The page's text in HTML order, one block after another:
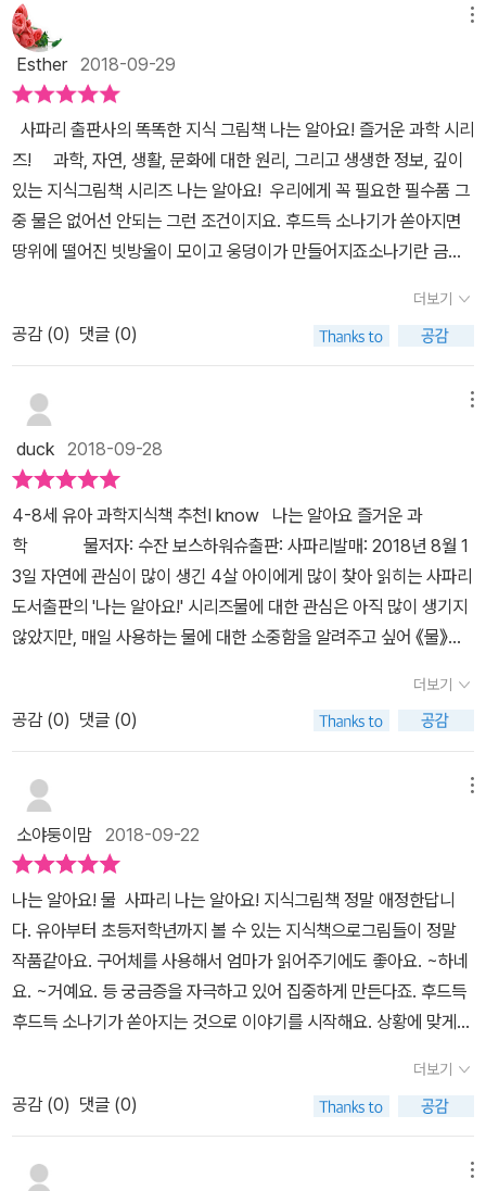
워서 생명체가 살 수 없었거든요.너무나 신기한 이야기에 우리딸은
푹 빠져서 봅니다.갑자기 단수가 되어 당황스러웠던 있죠?물이 안나
오면 우리 생활이 얼마나 불편한지물없인 아무것도 할 수가 없다는걸
깨닫게 됩니다.물이 떨어지는 힘을 이용해 전기를 만들고이 전기로
가전제품을 작동시켜요.씻거나 마시거나 음식을 만들고빨래와 청소
도 물없인 불가능해요.지구에 있는 물은 우리가 그냥 사용할 수가 없
어요.'염소'라는 약품처리를 통해 우리 가정에 보내집니다.얼마전부터
물부족국가가 되어 물에 대한소중함을 다시 한번 느끼고 있는데요.소
중한 물 아껴야 겠어요.아이에게도 물을 아껴야 한다고 잔소리를 엄
청 합니다.이제는 스스로 물도 아끼고빗물을 받아 사용해야겠다는 이
야기도 합니다. ㅎㅎ책장을 펼치면 커다란 지구가 한눈에 들어옵니
안에 살지만 사는 모습은 저마다 다르네요.유난히 무더웠던 올 여름
물을 찾아 여기저기 다녔는데요.물의 소중함을 다시 느꼈던 시간이었
어요.사람뿐만 아니라 지구상에 모든 생명체에게는물이 필요해요.북
극곰은 그 추운 곳에서 어떻게 견디며 살까요?온몸에 난 털과 두꺼운
지방층으로 버티며 산다고 해요.물고기는 물 속에서 아가미로 호흡하
며 산소를 받아들여요.선인장은 수분이 증발하는 것을 막기 위해뾰족
하고 가느다란 가시를 온몸에 가지고 있어요.낙타는 혹에 영양분을
저장해서 필요할때마다 꺼내 써요.식물은 물관에 양분을 저장해서 건
뒷편에는 재밌는 만들기와 퀴즈가 들어 있어요.새콤달콤 아이스바 만
들기를 따라하면 물을 이용해 층층이 예쁜 샤베트를 만들 수 있어요.
우리딸 눈이 휘둥그레지며 당장 만들자네요. ㅎㅎ꼬마 퀴즈를 통해
중요한 내용을 다시한번 짚어볼 수 있어요.같이 맞춰 보는 재미가 쏠
쏠합니다.나는 알아요 시리즈는 이렇게 알찬 구성으로아이와 엄마를
만족시키는 책이예요.어렵지 않게 재밌게 이야기를 풀어주니 참 좋아
요.
Esther2018-09-29
사파리 출판사의 똑똑한 지식 그림책 나는 알아요! 즐거운 과학 시리
즈! ​​ 과학, 자연, 생활, 문화에 대한 원리, 그리고 생생한 정보, 깊이
있는 지식그림책 시리즈 나는 알아요!​ 우리에게 꼭 필요한 필수품 그
중 물은 없어선 안되는 그런 조건이지요. 후드득 소나기가 쏟아지면
땅위에 떨어진 빗방울이 모이고 웅덩이가 만들어지죠소나기란 금방
어 공중으로 올라가는것을 수증기라고 하지요. 수증기로 변하는 현상
을 증발이라고 하고요. ​ ​물이 없다면 모든 생명체는 살아갈 수가 없
지요. 꼭 필요한 물!​ ​지구의 탄생전 부터 물을 있었고! 실제 70퍼센트
이상의 지구 표면은 물로 덮여 있어요. ​ 모습을 바꾸며 돌고 도는 물..
울들이 서로 얼어붙어서 얼음처럼 단단한 고체 상태로 변하기도 하구
요. ​ 바닷물이 태양열을 받으면 수증기로 증발하고 구름이 만들어지
고 비나 눈, 우박이 되어 땅으로 떨어졌다가 다시 바다로 흘러들어가
요. ​ 물의 여행 정말 신기하고 흥미 진진하지요. 우리가 쓰는 물이 그
대로 흘러들어가서 증발도 되고 다시 우리에게 돌아오는~​ 물은 우리
생활에 정말 필요하지요. 물을 마시고 음식도 만들고 씻고 빨래하고
청소하고물을 이용해 전기도 만들고요. 그렇지만 우리가 마실 수 있
는 물은 약 1퍼센트도 안된다는 안타까운 사실..물이 부족해서 물때문
에 고통받는 곳도 있지요, ​ 그런 중요한 물이 너무 많은 곳은 오히려
니다. ​ 과학책이지만 지식뿐 아니라 실생활에서 직접 해 볼 수 있는
만들기도 제시해줍니다. 과일 아이스바 만들기!아이들과 함께 해볼
만 하지요. ​ ​그리고 꼬마퀴즈로 다시한번 과학지식을 되새겨 줍니다.​
다른 시리즈도 만나고 싶네요.
더보기
공감 (0) 댓글 (0)
duck 2018-09-28
4-8세 유아 과학지식책 추천I know 나는 알아요 즐거운 과
학 물저자: 수잔 보스하워슈출판: 사파리발매: 2018년 8월 1
3일 자연에 관심이 많이 생긴 4살 아이에게 많이 찾아 읽히는 사파리
도서출판의 '나는 알아요!' 시리즈물에 대한 관심은 아직 많이 생기지
않았지만, 매일 사용하는 물에 대한 소중함을 알려주고 싶어 《물》이
들에게는 호기심 어린이에게 과학, 자연, 생활, 문화에 대한 원리와 생
생한 정보에 대해 초등학생들에게는 교과와 연계되어 폭넓은 지식을
가르쳐주는 지식 그림책 시리즈예요.'왜~'라는 아이들의 끊임없는 질
문에 대한 답을 친절하게 알려주니, 엄마에게도 좋은 책이에요. ^^
《물》 책에서는 소나기로 이야기를 시작합니다. 소나기에서 시작하는
이야기는 바다로 이어집니다. 지구에 최초로 생명체가 생겨난 곳은
바다였어요. 태양계에서 액체 상태의 물이 있는 행성인 지구에서 이
물로 인해 오늘날처럼 다양한 동물이 생겨났다는 것을 알 수 있죠. 소
중한 물은 어디에서 어디로 갈 수 있나요?물방울의 여행을 한 장의
그림에서 한 번에 훑어볼 수 있습니다. 먼 여행을 하고 온 물은 우리
생활에서도 꼭 필요하고 중요한 역할을 하고 있습니다. 책 중간에는
<꼬마 지식>이라는 코너를 위해, 우리가 마실 수 있는 물은 약 15퍼
센트도 되지 않는다는 내용 등을 알 수 있습니다. 물은 우리 몸에서도
여행을 하죠. '입으로 들어간 물은 어디로 가지?'라고 물으면, 4살 아
요. 우리에게 중요한 물은 온 세상에서 가득하죠. 펼침 북으로 살펴보
더보기
공감 (0) 댓글 (0)
소야둥이맘 2018-09-22
나는 알아요! 물 사파리 나는 알아요! 지식그림책 정말 애정한답니
다. 유아부터 초등저학년까지 볼 수 있는 지식책으로그림들이 정말
작품같아요. 구어체를 사용해서 엄마가 읽어주기에도 좋아요. ~하네
요. ~거예요. 등 궁금증을 자극하고 있어 집중하게 만든다죠. 후드득
후드득 소나기가 쏟아지는 것으로 이야기를 시작해요. 상황에 맞게
나기가 내려 관심을 갖고 읽었답니다. 지나는 길에 물웅덩이를 발견
하고는 바로 물웅덩이라며 책 내용이 생각나서 너무 반가운 아이!다
른 때 같으면 무심히 지나쳤을텐데어떻게 만들어졌는지를 생각해볼
수 있어서우리 주변모습이 호기심을 갖고 바라보게 되요. 세차게 내
더보기
공감 (0) 댓글 (0)